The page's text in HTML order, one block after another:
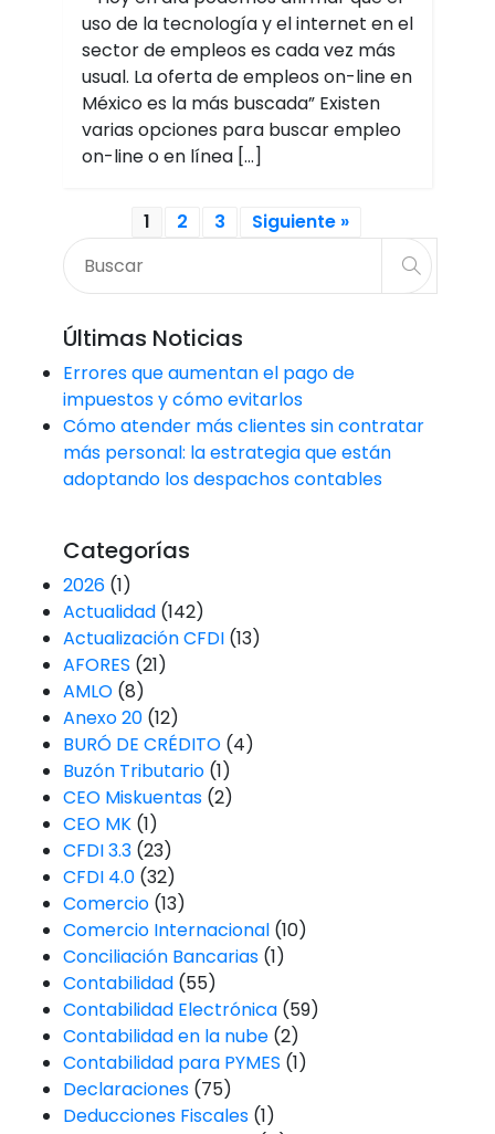
uso de la tecnología y el internet en el
sector de empleos es cada vez más
usual. La oferta de empleos on-line en
México es la más buscada” Existen
varias opciones para buscar empleo
on-line o en línea […]
1 2 3 Siguiente »
Últimas Noticias
Errores que aumentan el pago de
impuestos y cómo evitarlos
Cómo atender más clientes sin contratar
más personal: la estrategia que están
adoptando los despachos contables
Categorías
2026(1)
Actualidad(142)
Actualización CFDI(13)
AFORES (21)
AMLO(8)
Anexo 20(12)
BURÓ DE CRÉDITO(4)
Buzón Tributario(1)
CEO Miskuentas(2)
CEO MK(1)
CFDI 3.3(23)
CFDI 4.0(32)
Comercio(13)
Comercio Internacional(10)
Conciliación Bancarias(1)
Contabilidad(55)
Contabilidad Electrónica(59)
Contabilidad en la nube(2)
Contabilidad para PYMES (1)
Declaraciones(75)
Deducciones Fiscales(1)